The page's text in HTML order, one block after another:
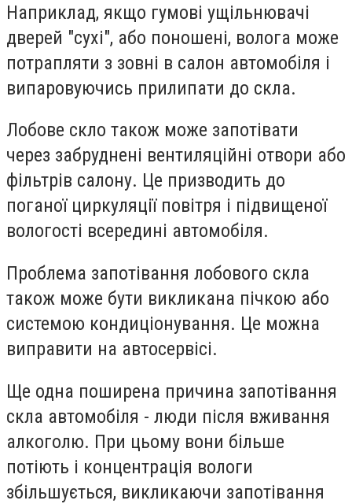
Наприклад, якщо гумові ущільнювачі
дверей "сухі", або поношені, волога може
потрапляти з зовні в салон автомобіля і
випаровуючись прилипати до скла.
Лобове скло також може запотівати
через забруднені вентиляційні отвори або
фільтрів салону. Це призводить до
поганої циркуляції повітря і підвищеної
вологості всередині автомобіля.
Проблема запотівання лобового скла
також може бути викликана пічкою або
системою кондиціонування. Це можна
виправити на автосервісі.
Ще одна поширена причина запотівання
скла автомобіля - люди після вживання
алкоголю. При цьому вони більше
потіють і концентрація вологи
збільшується, викликаючи запотівання